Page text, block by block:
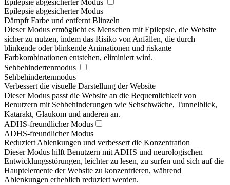
Epilepsie abgesicherter Modus
Epilepsie abgesicherter Modus
Dämpft Farbe und entfernt Blinzeln
Dieser Modus ermöglicht es Menschen mit Epilepsie, die Website
sicher zu nutzen, indem das Risiko von Anfällen, die durch
blinkende oder blinkende Animationen und riskante
Farbkombinationen entstehen, eliminiert wird.
Sehbehindertenmodus
Sehbehindertenmodus
Verbessert die visuelle Darstellung der Website
Dieser Modus passt die Website an die Bequemlichkeit von
Benutzern mit Sehbehinderungen wie Sehschwäche, Tunnelblick,
Katarakt, Glaukom und anderen an.
ADHS-freundlicher Modus
ADHS-freundlicher Modus
Reduziert Ablenkungen und verbessert die Konzentration
Dieser Modus hilft Benutzern mit ADHS und neurologischen
Entwicklungsstörungen, leichter zu lesen, zu surfen und sich auf die
Hauptelemente der Website zu konzentrieren, während
Ablenkungen erheblich reduziert werden.